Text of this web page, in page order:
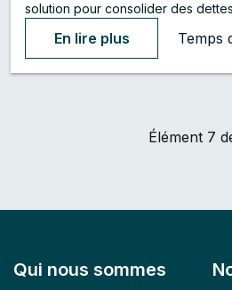
solution pour consolider des dettes
En lire plus Temps
Élément 7
Qui nous sommes